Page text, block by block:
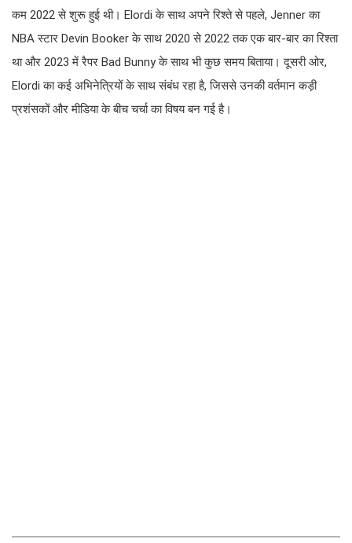
कम 2022 से शुरू हुई थी। Elordi के साथ अपने रिश्ते से पहले, Jenner का
NBA स्टार Devin Booker के साथ 2020 से 2022 तक एक बार-बार का रिश्ता
था और 2023 में रैपर Bad Bunny के साथ भी कुछ समय बिताया। दूसरी ओर,
Elordi का कई अभिनेत्रियों के साथ संबंध रहा है, जिससे उनकी वर्तमान कड़ी
प्रशंसकों और मीडिया के बीच चर्चा का विषय बन गई है।